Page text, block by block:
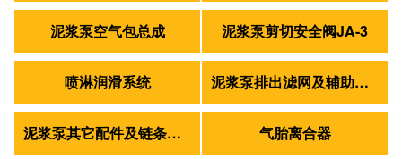
泥浆泵空气包总成 泥浆泵剪切安全阀JA-3
喷淋润滑系统 泥浆泵排出滤网及辅助管路
泥浆泵其它配件及链条皮带轴承 气胎离合器